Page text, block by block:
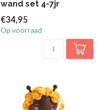
wand set 4-7jr
€34,95
Op voorraad